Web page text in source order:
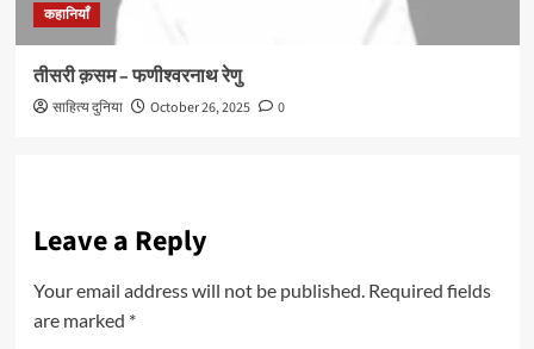
कहानियाँ
तीसरी क़सम – फणीश्वरनाथ रेणु
साहित्य दुनिया October 26, 2025 0
Leave a Reply
Your email address will not be published. Required fields
are marked *